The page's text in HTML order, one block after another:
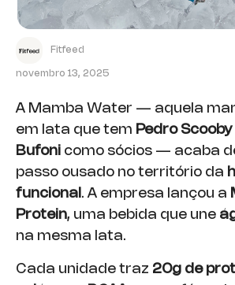
Fitfeed
novembro 13, 2025
A Mamba Water — aquela
em lata que tem Pedro
Bufoni como sócios — acaba
passo ousado no território da
funcional . A empresa lançou a
Protein, uma bebida que une
na mesma lata.
Cada unidade traz 20g de